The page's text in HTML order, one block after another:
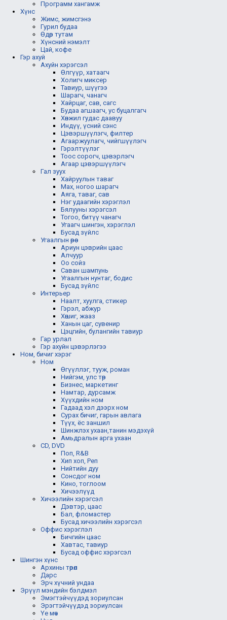
Программ хангамж
Хүнс
Жимс, жимсгэнэ
Гурил будаа
Өдөр тутам
Хүнсний нэмэлт
Цай, кофе
Гэр ахуй
Ахуйн хэрэгсэл
Өлгүүр, хатаагч
Холигч миксер
Тавиур, шүүгээ
Шарагч, чанагч
Хайрцаг, сав, сагс
Будаа агшаагч, ус буцалгагч
Хөнжил гудас даавуу
Индүү, үсний сэнс
Цэвэршүүлэгч, филтер
Агааржуулагч, чийгшүүлэгч
Гэрэлтүүлэг
Тоос сорогч, цэвэрлэгч
Агаар цэвэршүүлэгч
Гал зуух
Хайруулын таваг
Мах, ногоо шарагч
Аяга, таваг, сав
Нэг удаагийн хэрэглэл
Бялууны хэрэгсэл
Тогоо, битүү чанагч
Угаагч шингэн, хэрэглэл
Бусад зүйлс
Угаалгын өрөө
Ариун цэврийн цаас
Алчуур
Оо сойз
Саван шампунь
Угаалгын нунтаг, бодис
Бусад зүйлс
Интерьер
Наалт, хуулга, стикер
Гэрэл, абжур
Хөшиг, жааз
Ханын цаг, сувенир
Цэцгийн, булангийн тавиур
Гар урлал
Гэр ахуйн цэвэрлэгээ
Ном, бичиг хэрэг
Ном
Өгүүллэг, тууж, роман
Нийгэм, улс төр
Бизнес, маркетинг
Намтар, дурсамж
Хүүхдийн ном
Гадаад хэл дээрх ном
Сурах бичиг, гарын авлага
Түүх, ёс заншил
Шинжлэх ухаан,танин мэдэхүй
Амьдралын арга ухаан
CD, DVD
Поп, R&B
Хип хоп, Реп
Нийтийн дуу
Сонсдог ном
Кино, тоглоом
Хичээлүүд
Хичээлийн хэрэгсэл
Дэвтэр, цаас
Бал, фломастер
Бусад хичээлийн хэрэгсэл
Оффис хэрэглэл
Бичгийн цаас
Хавтас, тавиур
Бусад оффис хэрэгсэл
Шингэн хүнс
Архины төрөл
Дарс
Эрч хүчний ундаа
Эрүүл мэндийн бэлдмэл
Эмэгтэйчүүдэд зориулсан
Эрэгтэйчүүдэд зориулсан
Үе мөч